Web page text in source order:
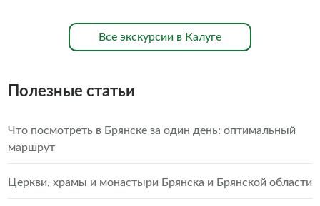
Все экскурсии в Калуге
Полезные статьи
Что посмотреть в Брянске за один день: оптимальный
маршрут
Церкви, храмы и монастыри Брянска и Брянской области